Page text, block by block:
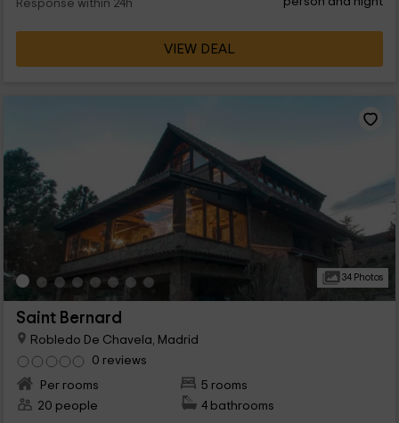
Response within 24h
VIEW DEAL
34 Photos
Saint Bernard
Robledo De Chavela, Madrid
0 reviews
Per rooms
5 rooms
20 people
4 bathrooms